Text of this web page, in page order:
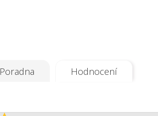
Poradna Hodnocení